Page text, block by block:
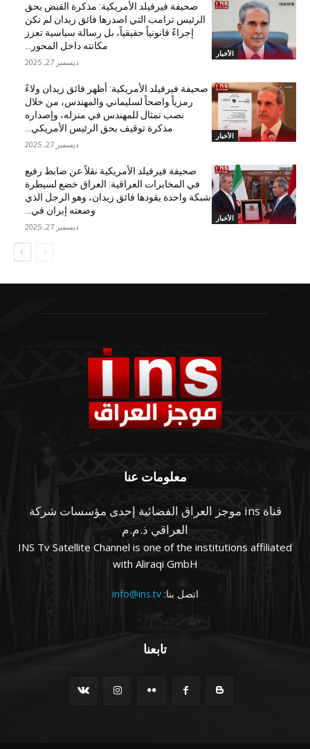
الأخبار
صحيفة فيرفيلد الأمريكية: مذكرة القبض بحق
الرئيس ترامب التي اصدرها فائق زيدان لم تكن
إجراءً قانونياً حقيقياً، بل رسالة سياسية تعزز
مكانته داخل المحور...
ديسمبر 27, 2025
الأخبار
صحيفة فيرفيلد الأمريكية: أظهر فائق زيدان ولاءً
رمزياً واضحاً لسليماني والمهندس، من خلال
نصب تمثال للمهندس في منزله، وإصداره
مذكرة توقيف بحق الرئيس الأمريكي...
ديسمبر 27, 2025
الأخبار
صحيفة فيرفيلد الأمريكية نقلاً عن ضابط رفيع
في المخابرات العراقية: العراق خضع لسيطرة
شبكة واحدة يقودها فائق زيدان، وهو الرجل الذي
وضعته إيران في...
ديسمبر 27, 2025
معلومات عنا
قناة ins موجز العراق الفضائية إحدى مؤسسات شركة
العراقي ذ.م.م
INS Tv Satellite Channel is one of the institutions affiliated
with Aliraqi GmbH
اتصل بنا:info@ins.tv
تابعنا